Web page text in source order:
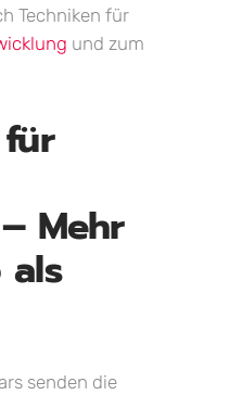
Techniken für
und zum
Mehr
als
senden die